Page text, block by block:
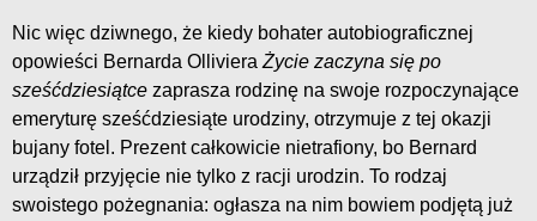
Nic więc dziwnego, że kiedy bohater autobiograficznej
opowieści Bernarda Olliviera Życie zaczyna się po
sześćdziesiątce zaprasza rodzinę na swoje rozpoczynające
emeryturę sześćdziesiąte urodziny, otrzymuje z tej okazji
bujany fotel. Prezent całkowicie nietrafiony, bo Bernard
urządził przyjęcie nie tylko z racji urodzin. To rodzaj
swoistego pożegnania: ogłasza na nim bowiem podjętą już